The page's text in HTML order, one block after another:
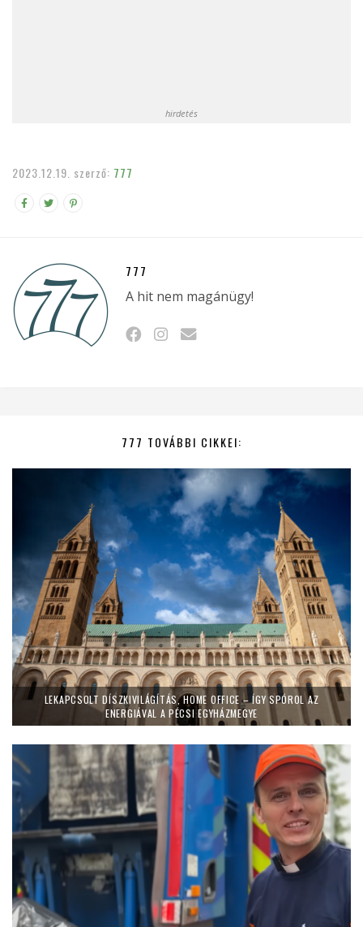
hirdetés
2023.12.19. szerző: 777
777
A hit nem magánügy!
777 TOVÁBBI CIKKEI:
LEKAPCSOLT DÍSZKIVILÁGÍTÁS, HOME OFFICE – ÍGY SPÓROL AZ
ENERGIÁVAL A PÉCSI EGYHÁZMEGYE